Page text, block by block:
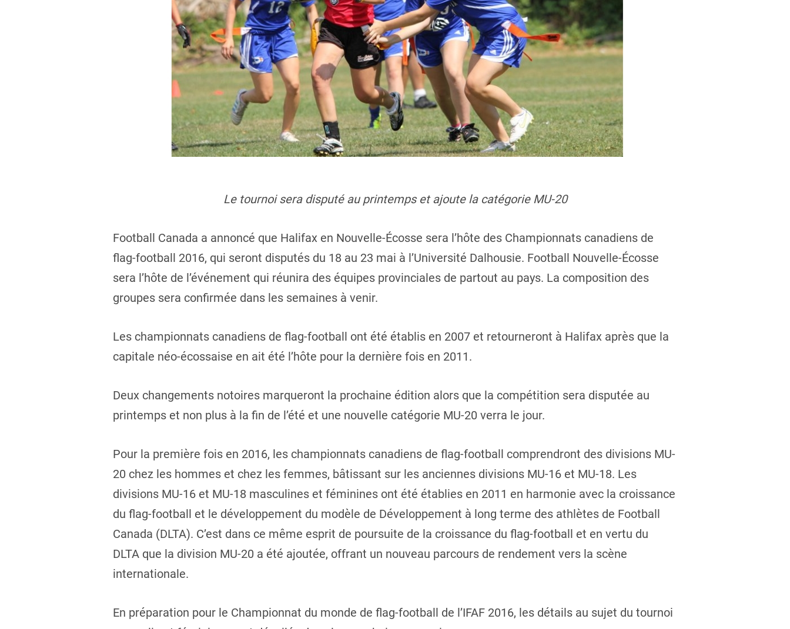
Le tournoi sera disputé au printemps et ajoute la catégorie MU-20
Football Canada a annoncé que Halifax en Nouvelle-Écosse sera l’hôte des Championnats canadiens de
flag-football 2016, qui seront disputés du 18 au 23 mai à l’Université Dalhousie. Football Nouvelle-Écosse
sera l’hôte de l’événement qui réunira des équipes provinciales de partout au pays. La composition des
groupes sera confirmée dans les semaines à venir.
Les championnats canadiens de flag-football ont été établis en 2007 et retourneront à Halifax après que la
capitale néo-écossaise en ait été l’hôte pour la dernière fois en 2011.
Deux changements notoires marqueront la prochaine édition alors que la compétition sera disputée au
printemps et non plus à la fin de l’été et une nouvelle catégorie MU-20 verra le jour.
Pour la première fois en 2016, les championnats canadiens de flag-football comprendront des divisions MU-
20 chez les hommes et chez les femmes, bâtissant sur les anciennes divisions MU-16 et MU-18. Les
divisions MU-16 et MU-18 masculines et féminines ont été établies en 2011 en harmonie avec la croissance
du flag-football et le développement du modèle de Développement à long terme des athlètes de Football
Canada (DLTA). C’est dans ce même esprit de poursuite de la croissance du flag-football et en vertu du
DLTA que la division MU-20 a été ajoutée, offrant un nouveau parcours de rendement vers la scène
internationale.
En préparation pour le Championnat du monde de flag-football de l’IFAF 2016, les détails au sujet du tournoi